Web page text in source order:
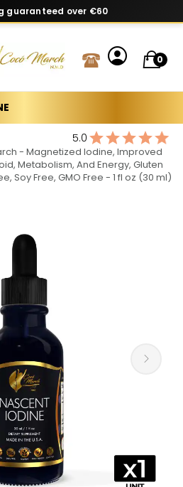
guaranteed over €60
0
5.0
- Magnetized Iodine, Improved
Metabolism, And Energy, Gluten
Soy Free, GMO Free - 1 fl oz (30 ml)